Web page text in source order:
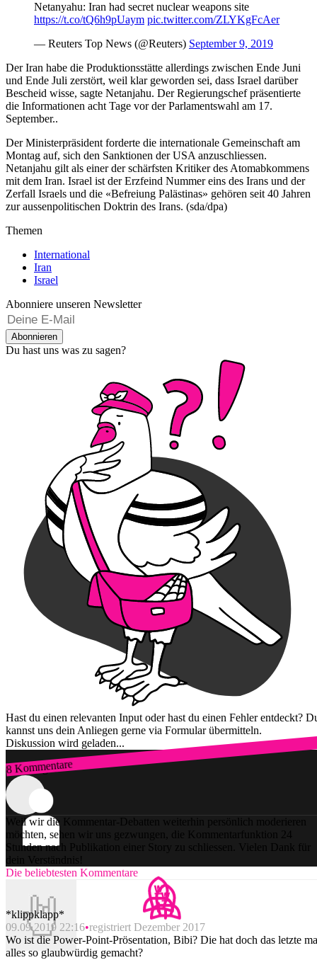
Netanyahu: Iran had secret nuclear weapons site
https://t.co/tQ6h9pUaym pic.twitter.com/ZLYKgFcAer
— Reuters Top News (@Reuters) September 9, 2019
Der Iran habe die Produktionsstätte allerdings zwischen Ende Juni
und Ende Juli zerstört, weil klar geworden sei, dass Israel darüber
Bescheid wisse, sagte Netanjahu. Der Regierungschef präsentierte
die Informationen acht Tage vor der Parlamentswahl am 17.
September..
Der Ministerpräsident forderte die internationale Gemeinschaft am
Montag auf, sich den Sanktionen der USA anzuschliessen.
Netanjahu gilt als einer der schärfsten Kritiker des Atomabkommens
mit dem Iran. Israel ist der Erzfeind Nummer eins des Irans und der
Zerfall Israels und die «Befreiung Palästinas» gehören seit 40 Jahren
zur aussenpolitischen Doktrin des Irans. (sda/dpa)
Themen
International
Iran
Israel
Abonniere unseren Newsletter
Abonnieren
Du hast uns was zu sagen?
Hast du einen relevanten Input oder hast du einen Fehler entdeckt?
kannst uns dein Anliegen gerne via Formular übermitteln.
Diskussion wird geladen...
8 Kommentare
Zum Login
Weil wir die Kommentar-Debatten weiterhin persönlich moderieren
möchten, sehen wir uns gezwungen, die Kommentarfunktion 24
Stunden nach Publikation einer Story zu schliessen. Vielen Dank für
dein Verständnis!
Die beliebtesten Kommentare
*klippklapp*
09.09.2019 22:16 registriert Dezember 2017
Wo ist die Power-Point-Prösentation, Bibi? Die hat doch das letzte
alles so glaubwürdig gemacht?